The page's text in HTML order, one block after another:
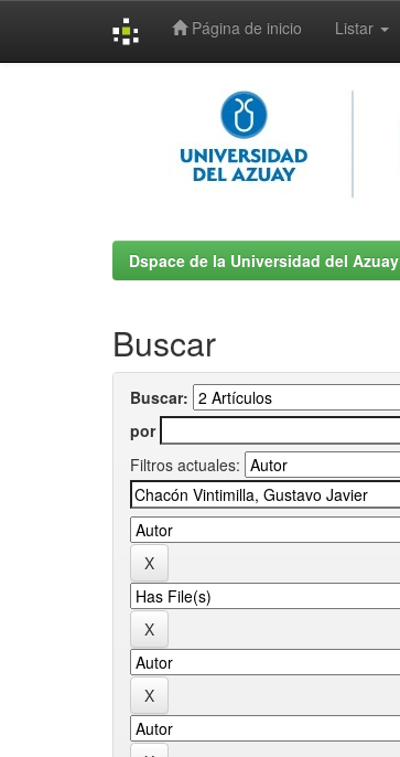
Página de inicio Listar
Dspace de la Universidad del Azuay
Buscar
Buscar:
por
Filtros actuales: